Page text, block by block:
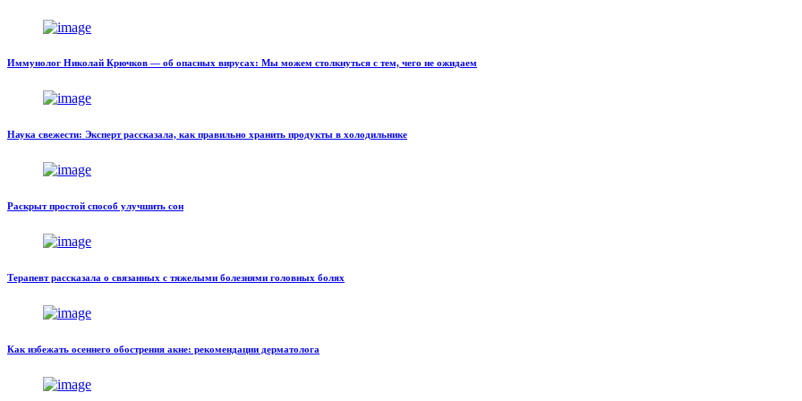
Иммунолог Николай Крючков — об опасных вирусах: Мы можем столкнуться с тем, чего не ожидаем
Наука свежести: Эксперт рассказала, как правильно хранить продукты в холодильнике
Раскрыт простой способ улучшить сон
Терапевт рассказала о связанных с тяжелыми болезнями головных болях
Как избежать осеннего обострения акне: рекомендации дерматолога